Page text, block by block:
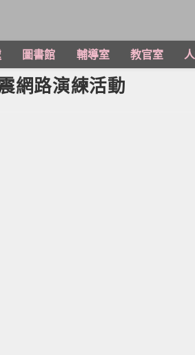
圖書館 輔導室 教官室
網路演練活動